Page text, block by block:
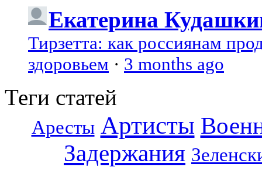
Екатерина
Тирзетта: как россиянам
здоровьем · 3 months ago
Теги статей
Аресты Артисты
Задержания